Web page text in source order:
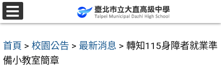
跳
至
要
內
首頁 > 校園公告 > 最新消息 > 轉知115身障者就業準
備小教室簡章
選
單